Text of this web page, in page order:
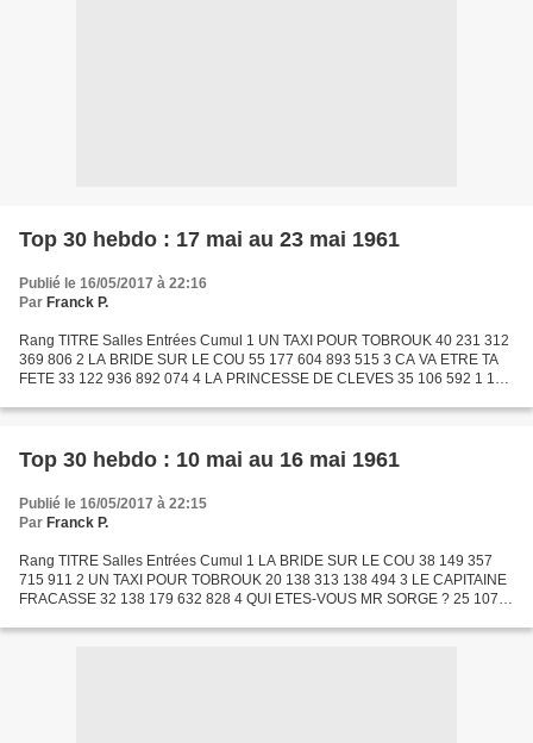
Top 30 hebdo : 17 mai au 23 mai 1961
Publié le 16/05/2017 à 22:16
Par Franck P.
Rang TITRE Salles Entrées Cumul 1 UN TAXI POUR TOBROUK 40 231 312
369 806 2 LA BRIDE SUR LE COU 55 177 604 893 515 3 CA VA ETRE TA
FETE 33 122 936 892 074 4 LA PRINCESSE DE CLEVES 35 106 592 1 199
Top 30 hebdo : 10 mai au 16 mai 1961
Publié le 16/05/2017 à 22:15
Par Franck P.
Rang TITRE Salles Entrées Cumul 1 LA BRIDE SUR LE COU 38 149 357
715 911 2 UN TAXI POUR TOBROUK 20 138 313 138 494 3 LE CAPITAINE
FRACASSE 32 138 179 632 828 4 QUI ETES-VOUS MR SORGE ? 25 107